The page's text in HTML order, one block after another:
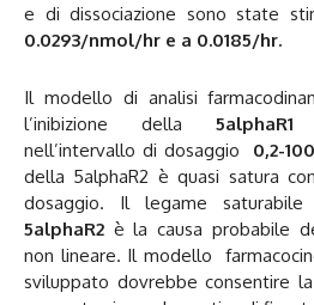
e di dissociazione sono state
0.0293/nmol/hr e a 0.0185/hr.
Il modello di analisi
l’inibizione della 5alphaR1
nell’intervallo di dosaggio 0,2-
della 5alphaR2 è quasi satura
dosaggio. Il legame
5alphaR2 è la causa probabile
non lineare. Il modello
sviluppato dovrebbe consentire